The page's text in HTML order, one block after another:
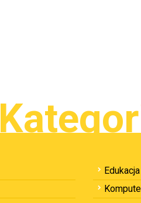
Edukacja